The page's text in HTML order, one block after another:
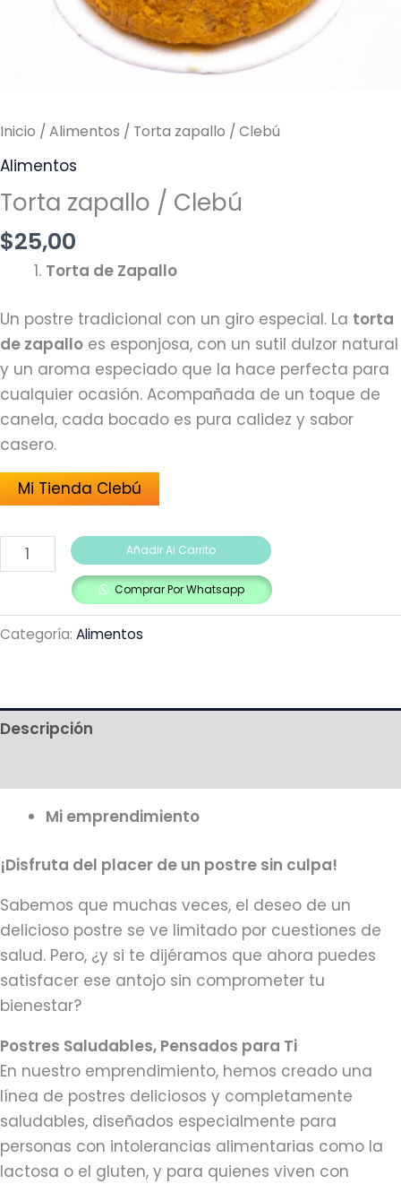
Inicio / Alimentos / Torta zapallo / Clebú
Alimentos
Torta zapallo / Clebú
$25,00
Torta de Zapallo
Un postre tradicional con un giro especial. La torta
de zapallo es esponjosa, con un sutil dulzor natural
y un aroma especiado que la hace perfecta para
cualquier ocasión. Acompañada de un toque de
canela, cada bocado es pura calidez y sabor
casero.
Mi Tienda Clebú
Añadir Al Carrito
Comprar Por Whatsapp
Categoría: Alimentos
Descripción
Mi emprendimiento
¡Disfruta del placer de un postre sin culpa!
Sabemos que muchas veces, el deseo de un
delicioso postre se ve limitado por cuestiones de
salud. Pero, ¿y si te dijéramos que ahora puedes
satisfacer ese antojo sin comprometer tu
bienestar?
Postres Saludables, Pensados para Ti
En nuestro emprendimiento, hemos creado una
línea de postres deliciosos y completamente
saludables, diseñados especialmente para
personas con intolerancias alimentarias como la
lactosa o el gluten, y para quienes viven con